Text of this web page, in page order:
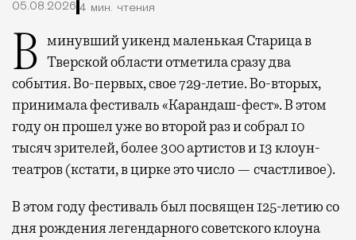
05.08.2026 4 мин. чтения
В минувший уикенд маленькая Старица в Тверской области отметила сразу два
события. Во-первых, свое 729-летие. Во-вторых,
принимала фестиваль «Карандаш-фест». В этом
году он прошел уже во второй раз и собрал 10
тысяч зрителей, более 300 артистов и 13 клоун-
театров (кстати, в цирке это число — счастливое).
В этом году фестиваль был посвящен 125-летию со
дня рождения легендарного советского клоуна